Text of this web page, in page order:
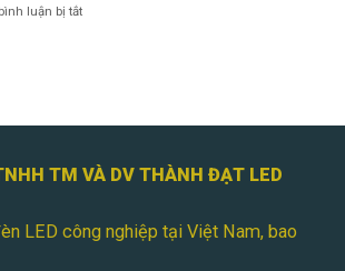
luận bị tắtở
150W
Tiết
Đến
TM VÀ DV THÀNH ĐẠT LED
LED công nghiệp tại Việt Nam, bao